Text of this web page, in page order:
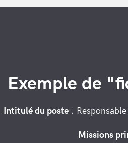
Exemple de
Intitulé du poste: Responsable
Missions